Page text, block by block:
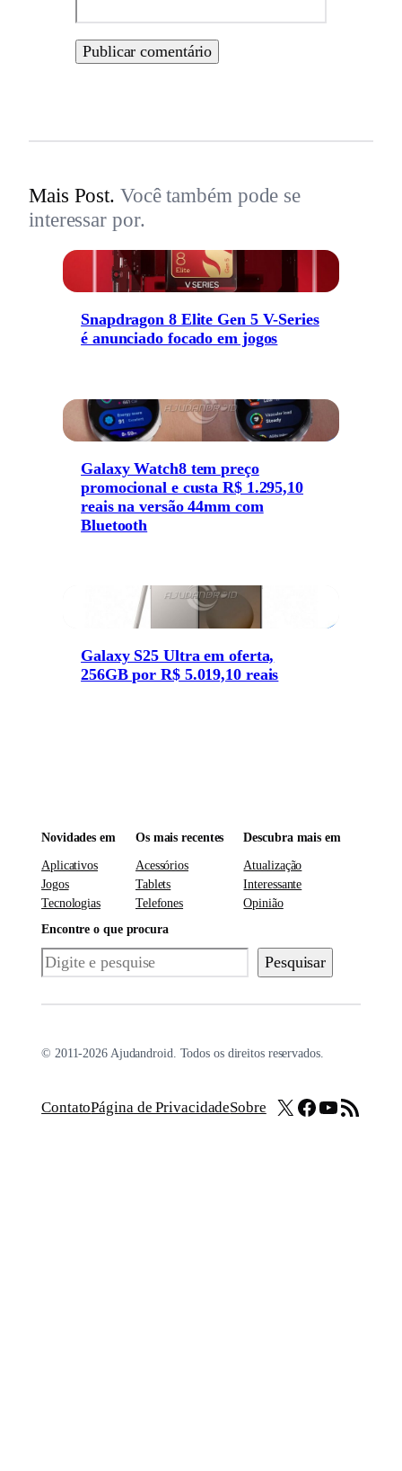
Mais Post. Você também pode se
interessar por.
Snapdragon 8 Elite Gen 5 V-Series
é anunciado focado em jogos
Galaxy Watch8 tem preço
promocional e custa R$ 1.295,10
reais na versão 44mm com
Bluetooth
Galaxy S25 Ultra em oferta,
256GB por R$ 5.019,10 reais
Novidades em
Aplicativos
Jogos
Tecnologias
Os mais recentes
Acessórios
Tablets
Telefones
Descubra mais em
Atualização
Interessante
Opinião
Encontre o que procura
Pesquisar Pesquisar
© 2011-2026 Ajudandroid. Todos os direitos reservados.
ContatoPágina de PrivacidadeSobre X Facebook
Youtube
Feed RSS